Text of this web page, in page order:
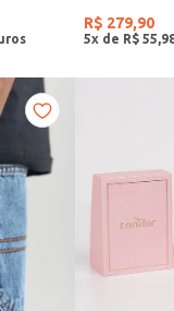
R$ 279,90
5x de R$ 55